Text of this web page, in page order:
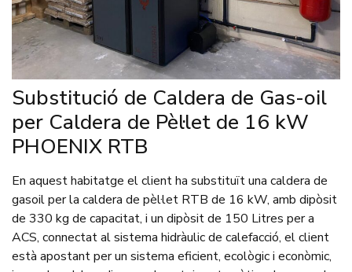
Substitució de Caldera de Gas-oil
per Caldera de Pèl·let de 16 kW
PHOENIX RTB
En aquest habitatge el client ha substituït una caldera de
gasoil per la caldera de pèl·let RTB de 16 kW, amb dipòsit
de 330 kg de capacitat, i un dipòsit de 150 Litres per a
ACS, connectat al sistema hidràulic de calefacció, el client
està apostant per un sistema eficient, ecològic i econòmic,